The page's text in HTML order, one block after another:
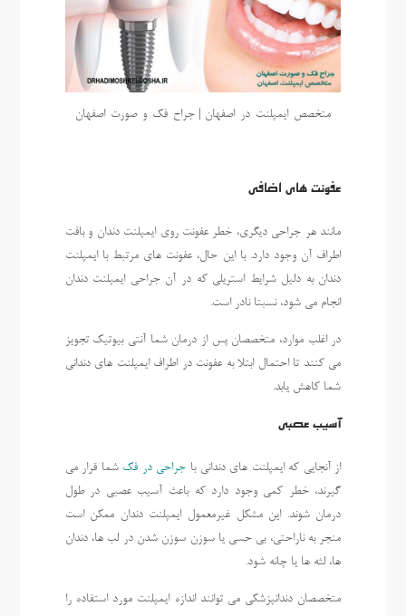
متخصص-ایمپلنت-در-اصفهان | جراح-فک-و-صورت-اصفهان
عفونت های اضافی
مانند هر جراحی دیگری، خطر عفونت روی ایمپلنت دندان و بافت
اطراف آن وجود دارد. با این حال، عفونت های مرتبط با ایمپلنت
دندان به دلیل شرایط استریلی که در آن جراحی ایمپلنت دندان
انجام می شود، نسبتا نادر است.
در اغلب موارد، متخصصان پس از درمان شما آنتی بیوتیک تجویز
می کنند تا احتمال ابتلا به عفونت در اطراف ایمپلنت های دندانی
شما کاهش یابد.
آسیب عصبی
از آنجایی که ایمپلنت های دندانی با جراحی در فک شما قرار می
گیرند، خطر کمی وجود دارد که باعث آسیب عصبی در طول
درمان شوند. این مشکل غیرمعمول ایمپلنت دندان ممکن است
منجر به ناراحتی، بی حسی یا سوزن سوزن شدن در لب ها، دندان
ها، لثه ها یا چانه شود.
متخصصان دندانپزشکی می توانند اندازه ایمپلنت مورد استفاده را